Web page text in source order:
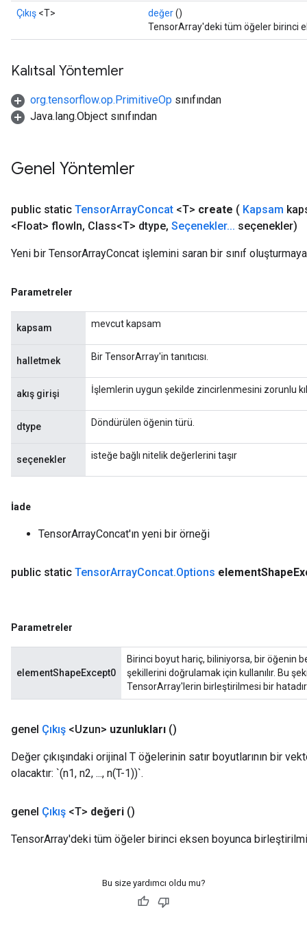
Çıkış <T> değer()
TensorArray'deki tüm öğeler birinci
Kalıtsal Yöntemler
org.tensorflow.op.PrimitiveOp sınıfından
Java.lang.Object sınıfından
Genel Yöntemler
public static TensorArrayConcat <T> create ( Kapsam
<Float> flowIn, Class<T> dtype, Seçenekler... seçenekler)
Yeni bir TensorArrayConcat işlemini saran bir sınıf
Parametreler
kapsam mevcut kapsam
halletmek Bir TensorArray'in tanıtıcısı.
akış girişi İşlemlerin uygun şekilde zincirlenmesini zorunlu
dtype Döndürülen öğenin türü.
seçenekler isteğe bağlı nitelik değerlerini taşır
İade
TensorArrayConcat'ın yeni bir örneği
public static TensorArrayConcat.Options elementShape
Parametreler
elementShapeExcept0
Birinci boyut hariç, biliniyorsa, bir öğenin
şekillerini doğrulamak için kullanılır. Bu
TensorArray'lerin birleştirilmesi bir
genel Çıkış <Uzun> uzunlukları ()
Değer çıkışındaki orijinal T öğelerinin satır boyutlarının bir
olacaktır: `(n1, n2, ..., n(T-1))`.
genel Çıkış <T> değeri ()
TensorArray'deki tüm öğeler birinci eksen boyunca
Bu size yardımcı oldu mu?